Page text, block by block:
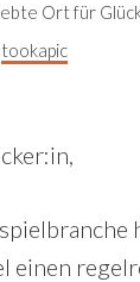
Ort für
tookapic
einen